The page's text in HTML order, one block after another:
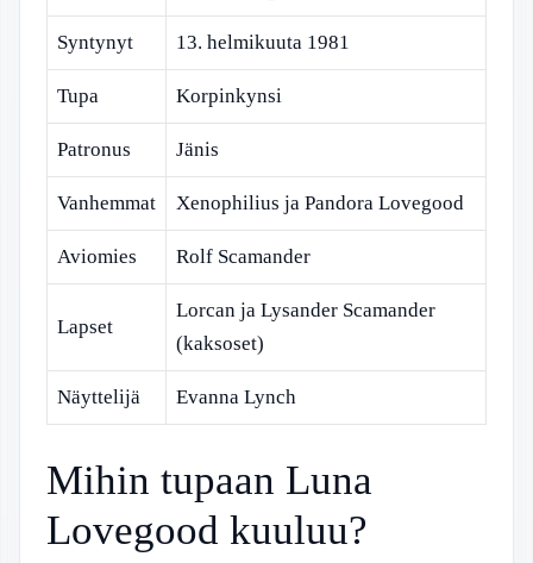
Syntynyt 13. helmikuuta 1981
Tupa Korpinkynsi
Patronus Jänis
Vanhemmat Xenophilius ja Pandora Lovegood
Aviomies Rolf Scamander
Lapset
Lorcan ja Lysander Scamander
(kaksoset)
Näyttelijä Evanna Lynch
Mihin tupaan Luna
Lovegood kuuluu?